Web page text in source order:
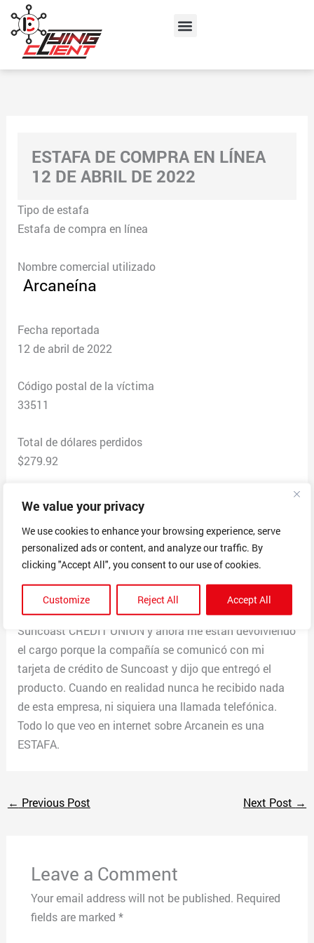
We value your privacy
We use cookies to enhance your browsing experience, serve
personalized ads or content, and analyze our traffic. By
clicking "Accept All", you consent to our use of cookies.
Customize Reject All Accept All
content
Menu
ESTAFA DE COMPRA EN LÍNEA
12 DE ABRIL DE 2022
Tipo de estafa
Estafa de compra en línea
Nombre comercial utilizado
Arcaneína
Fecha reportada
12 de abril de 2022
Código postal de la víctima
33511
Total de dólares perdidos
$279.92
Descripción de la estafa
Hice un pedido con Arcanein Security Cameras Order #
1342D por un total de $279.92. Nunca recibí
confirmación de pedido ni número de seguimiento.
Después de un par de semanas, intenté enviarles un
correo electrónico a answer@arcanein.com, pero no se
entregó. Disputé los cargos con la tarjeta de crédito de
Suncoast CREDIT UNION y ahora me están devolviendo
el cargo porque la compañía se comunicó con mi
tarjeta de crédito de Suncoast y dijo que entregó el
producto. Cuando en realidad nunca he recibido nada
de esta empresa, ni siquiera una llamada telefónica.
Todo lo que veo en internet sobre Arcanein es una
ESTAFA.
← Previous Post Next Post →
Leave a Comment
Your email address will not be published. Required
fields are marked *